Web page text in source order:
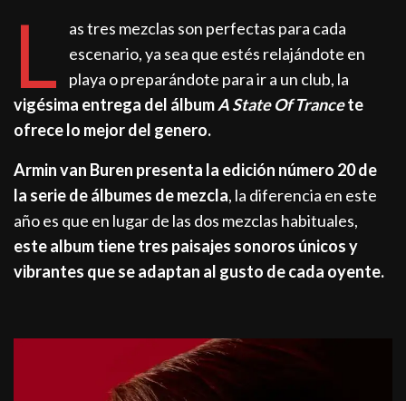
L
as tres mezclas son perfectas para cada
escenario, ya sea que estés relajándote en
playa o preparándote para ir a un club, la
vigésima entrega del álbumA State Of Trancete
ofrece lo mejor del genero.
Armin van Buren presenta la edición número 20 de
la serie de álbumes de mezcla, la diferencia en este
año es que en lugar de las dos mezclas habituales,
este album tiene tres paisajes sonoros únicos y
vibrantes que se adaptan al gusto de cada oyente.